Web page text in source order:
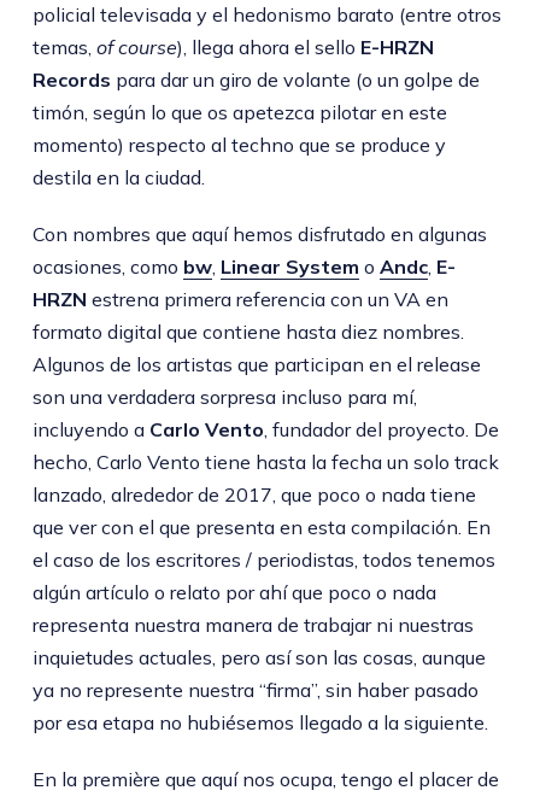
policial televisada y el hedonismo barato (entre otros
temas, of course), llega ahora el sello E-HRZN
Records para dar un giro de volante (o un golpe de
timón, según lo que os apetezca pilotar en este
momento) respecto al techno que se produce y
destila en la ciudad.
Con nombres que aquí hemos disfrutado en algunas
ocasiones, como bw, Linear System o Andc, E-
HRZN estrena primera referencia con un VA en
formato digital que contiene hasta diez nombres.
Algunos de los artistas que participan en el release
son una verdadera sorpresa incluso para mí,
incluyendo a Carlo Vento , fundador del proyecto. De
hecho, Carlo Vento tiene hasta la fecha un solo track
lanzado, alrededor de 2017, que poco o nada tiene
que ver con el que presenta en esta compilación. En
el caso de los escritores / periodistas, todos tenemos
algún artículo o relato por ahí que poco o nada
representa nuestra manera de trabajar ni nuestras
inquietudes actuales, pero así son las cosas, aunque
ya no represente nuestra “firma”, sin haber pasado
por esa etapa no hubiésemos llegado a la siguiente.
En la première que aquí nos ocupa, tengo el placer de